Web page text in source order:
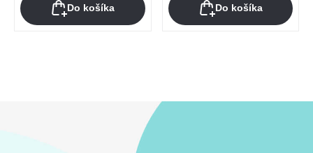
Do košíka Do košíka
prvky
výpisu